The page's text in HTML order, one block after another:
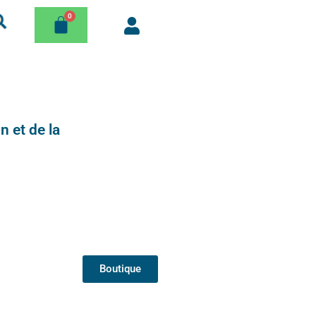
et de la
Boutique